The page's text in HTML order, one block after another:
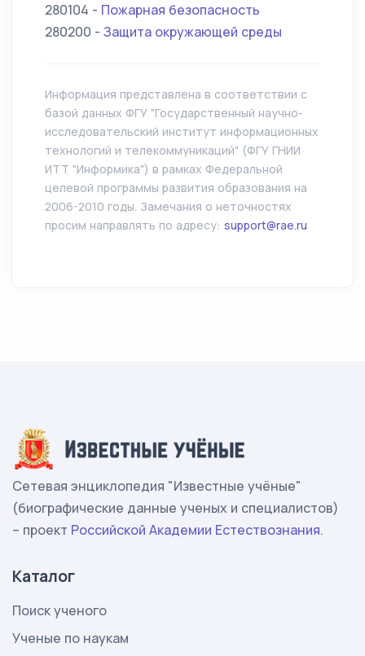
280104 - Пожарная безопасность
280200 - Защита окружающей среды
Информация представлена в соответствии с
базой данных ФГУ "Государственный научно-
исследовательский институт информационных
технологий и телекоммуникаций" (ФГУ ГНИИ
ИТТ "Информика") в рамках Федеральной
целевой программы развития образования на
2006-2010 годы. Замечания о неточностях
просим направлять по адресу: support@rae.ru
Сетевая энциклопедия "Известные учёные"
(биографические данные ученых и специалистов)
– проект Российской Академии Естествознания.
Каталог
Поиск ученого
Ученые по наукам